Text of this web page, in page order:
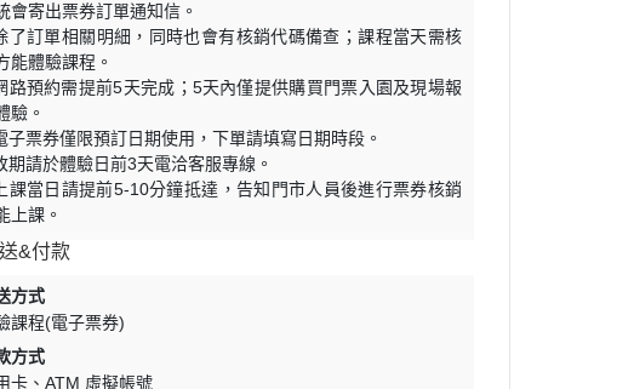
會寄出票券訂單通知信。
了訂單相關明細，同時也會有核銷代碼備查；課程當天需核
能體驗課程。
路預約需提前5天完成；5天內僅提供購買門票入園及現場報
驗。
子票券僅限預訂日期使用，下單請填寫日期時段。
期請於體驗日前3天電洽客服專線。
課當日請提前5-10分鐘抵達，告知門市人員後進行票券核銷
上課。
&付款
方式
課程(電子票券)
方式
卡
ATM 虛擬帳號